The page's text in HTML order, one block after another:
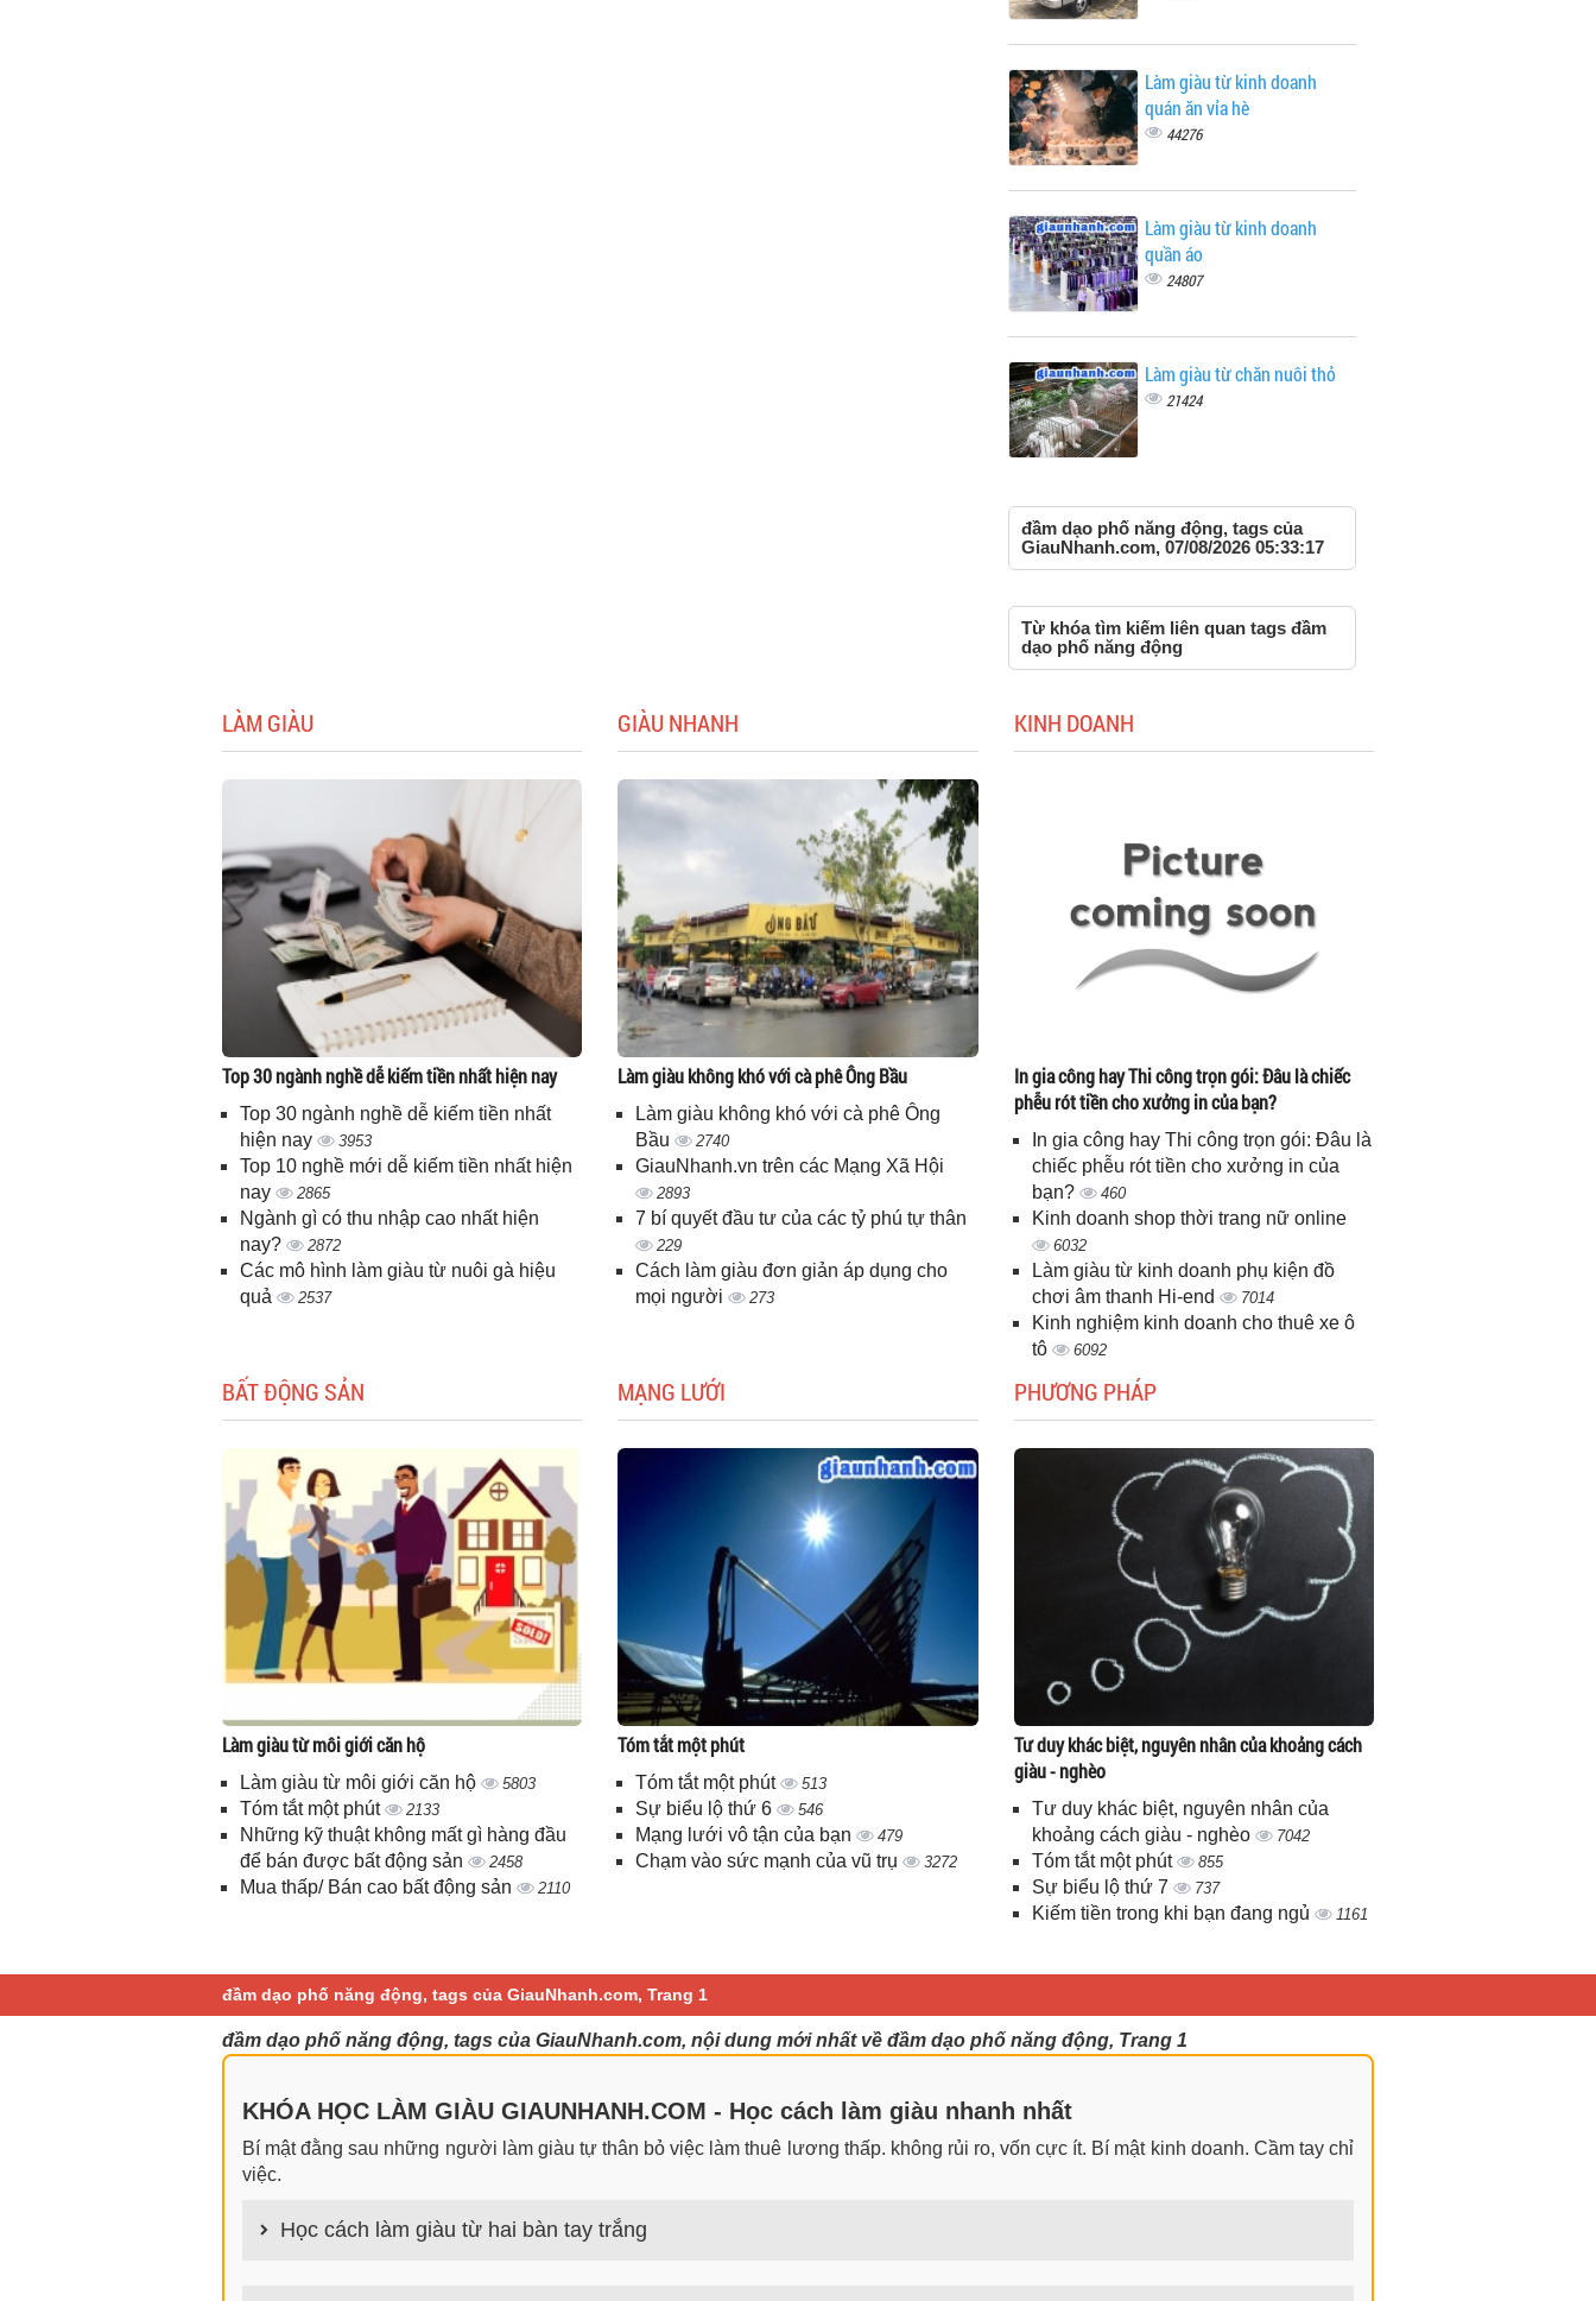
Làm giàu từ kinh doanh
quán ăn vỉa hè
44276
Làm giàu từ kinh doanh
quần áo
24807
Làm giàu từ chăn nuôi thỏ
21424
đầm dạo phố năng động, tags của
GiauNhanh.com, 07/08/2026 05:33:17
Từ khóa tìm kiếm liên quan tags đầm
dạo phố năng động
LÀM GIÀU
Top 30 ngành nghề dễ kiếm tiền nhất hiện nay
Top 30 ngành nghề dễ kiếm tiền nhất
hiện nay
3953
Top 10 nghề mới dễ kiếm tiền nhất hiện
nay
2865
Ngành gì có thu nhập cao nhất hiện
nay?
2872
Các mô hình làm giàu từ nuôi gà hiệu
quả
2537
GIÀU NHANH
Làm giàu không khó với cà phê Ông Bầu
Làm giàu không khó với cà phê Ông
Bầu
2740
GiauNhanh.vn trên các Mạng Xã Hội
2893
7 bí quyết đầu tư của các tỷ phú tự thân
229
Cách làm giàu đơn giản áp dụng cho
mọi người
273
KINH DOANH
In gia công hay Thi công trọn gói: Đâu là chiếc
phễu rót tiền cho xưởng in của bạn?
In gia công hay Thi công trọn gói: Đâu là
chiếc phễu rót tiền cho xưởng in của
bạn?
460
Kinh doanh shop thời trang nữ online
6032
Làm giàu từ kinh doanh phụ kiện đồ
chơi âm thanh Hi-end
7014
Kinh nghiệm kinh doanh cho thuê xe ô
tô
6092
BẤT ĐỘNG SẢN
Làm giàu từ môi giới căn hộ
Làm giàu từ môi giới căn hộ 5803
Tóm tắt một phút 2133
Những kỹ thuật không mất gì hàng đầu
để bán được bất động sản
2458
Mua thấp/ Bán cao bất động sản 2110
MẠNG LƯỚI
Tóm tắt một phút
Tóm tắt một phút 513
Sự biểu lộ thứ 6 546
Mạng lưới vô tận của bạn 479
Chạm vào sức mạnh của vũ trụ 3272
PHƯƠNG PHÁP
Tư duy khác biệt, nguyên nhân của khoảng cách
giàu - nghèo
Tư duy khác biệt, nguyên nhân của
khoảng cách giàu - nghèo
7042
Tóm tắt một phút 855
Sự biểu lộ thứ 7 737
Kiếm tiền trong khi bạn đang ngủ 1161
đầm dạo phố năng động, tags của GiauNhanh.com, Trang 1
đầm dạo phố năng động, tags của GiauNhanh.com, nội dung mới nhất về đầm dạo phố năng động, Trang 1
KHÓA HỌC LÀM GIÀU GIAUNHANH.COM - Học cách làm giàu nhanh nhất
Bí mật đằng sau những người làm giàu tự thân bỏ việc làm thuê lương thấp. không rủi ro, vốn cực ít. Bí mật kinh doanh. Cầm tay chỉ
việc.
Học cách làm giàu từ hai bàn tay trắng